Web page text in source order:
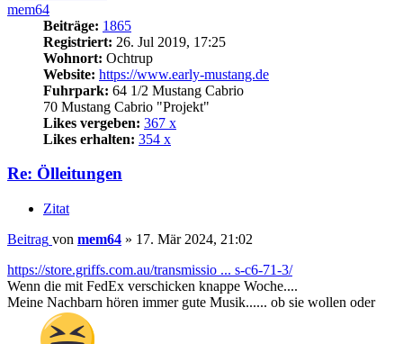
mem64
Beiträge: 1865
Registriert: 26. Jul 2019, 17:25
Wohnort: Ochtrup
Website: https://www.early-mustang.de
Fuhrpark: 64 1/2 Mustang Cabrio
70 Mustang Cabrio "Projekt"
Likes vergeben: 367 x
Likes erhalten: 354 x
Re: Ölleitungen
Zitat
Beitrag von mem64 » 17. Mär 2024, 21:02
https://store.griffs.com.au/transmissio ... s-c6-71-3/
Wenn die mit FedEx verschicken knappe Woche....
Meine Nachbarn hören immer gute Musik...... ob sie wollen oder